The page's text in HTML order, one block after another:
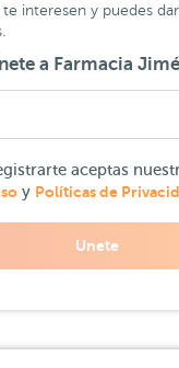
interesen y puedes
a Farmacia
aceptas
y Políticas de
Unete